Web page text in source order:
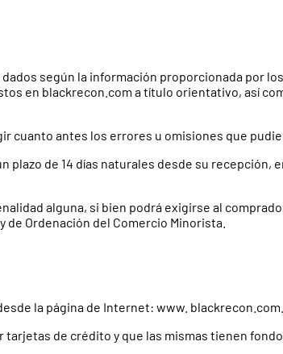
según la información proporcionada por
en blackrecon.com a título orientativo, así
cuanto antes los errores u omisiones que
de 14 días naturales desde su
alguna, si bien podrá exigirse al
de Ordenación del Comercio Minorista.
la página de Internet: www. blackrecon.com.
tarjetas de crédito y que las mismas tienen